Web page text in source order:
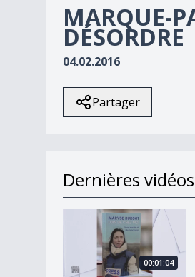
MARQUE-
DÉSORDRE
04.02.2016
Partager
Dernières vidéos
Loin de chez moi
00:01:04